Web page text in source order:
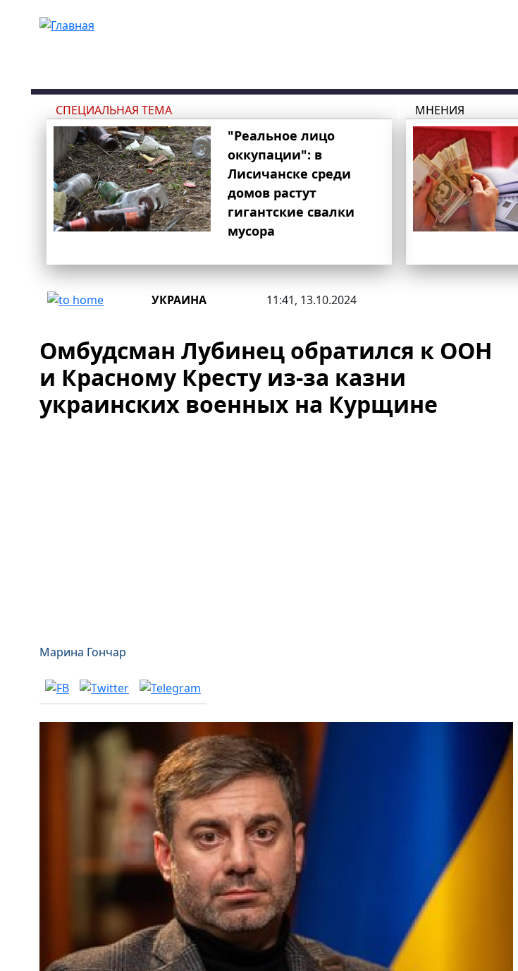
СПЕЦИАЛЬНАЯ ТЕМА
"Реальное лицо
оккупации": в
Лисичанске среди
домов растут
гигантские свалки
мусора
МНЕНИЯ
УКРАИНА 11:41, 13.10.2024
Омбудсман Лубинец обратился к ООН
и Красному Кресту из-за казни
украинских военных на Курщине
Марина Гончар